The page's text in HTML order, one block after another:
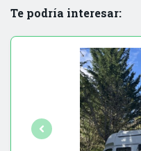
Te podría interesar: